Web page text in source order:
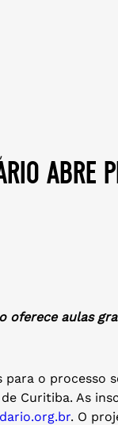
abre
oferece aulas
para o
Curitiba. As
. O